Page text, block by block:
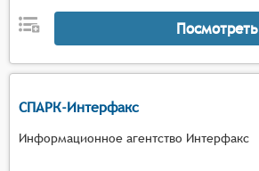
Посмотреть
СПАРК-Интерфакс
Информационное агентство Интерфакс